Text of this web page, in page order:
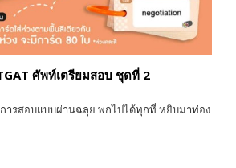
ศัพท์เตรียมสอบ ชุดที่ 2
ารสอบแบบผ่านฉลุย พกไปได้ทุกที่ หยิบมาท่อง